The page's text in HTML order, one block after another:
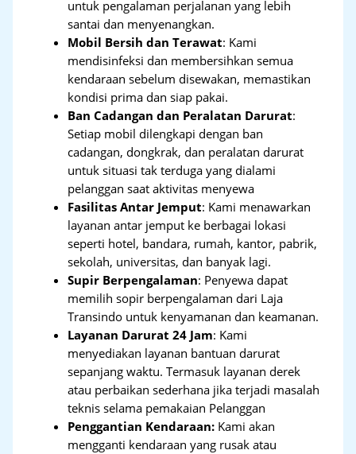
untuk pengalaman perjalanan yang lebih
santai dan menyenangkan.
Mobil Bersih dan Terawat: Kami
mendisinfeksi dan membersihkan semua
kendaraan sebelum disewakan, memastikan
kondisi prima dan siap pakai.
Ban Cadangan dan Peralatan Darurat:
Setiap mobil dilengkapi dengan ban
cadangan, dongkrak, dan peralatan darurat
untuk situasi tak terduga yang dialami
pelanggan saat aktivitas menyewa
Fasilitas Antar Jemput: Kami menawarkan
layanan antar jemput ke berbagai lokasi
seperti hotel, bandara, rumah, kantor, pabrik,
sekolah, universitas, dan banyak lagi.
Supir Berpengalaman: Penyewa dapat
memilih sopir berpengalaman dari Laja
Transindo untuk kenyamanan dan keamanan.
Layanan Darurat 24 Jam: Kami
menyediakan layanan bantuan darurat
sepanjang waktu. Termasuk layanan derek
atau perbaikan sederhana jika terjadi masalah
teknis selama pemakaian Pelanggan
Penggantian Kendaraan: Kami akan
mengganti kendaraan yang rusak atau